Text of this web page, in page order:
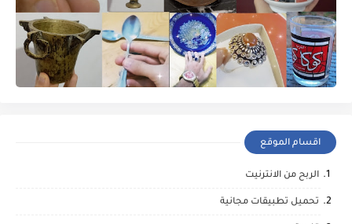
اقسام الموقع
الربح من الانترنيت
تحميل تطبيقات مجانية